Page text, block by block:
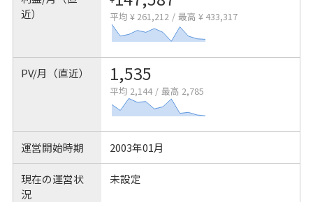
近）
平均 ¥ 261,212 / 最高 ¥ 433,317
PV/月（直近） 1,535
平均 2,144 / 最高 2,785
運営開始時期 2003年01月
現在の運営状
況
未設定